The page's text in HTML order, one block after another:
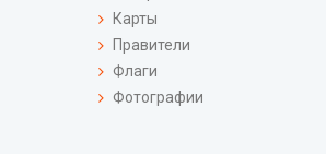
Карты
Правители
Флаги
Фотографии